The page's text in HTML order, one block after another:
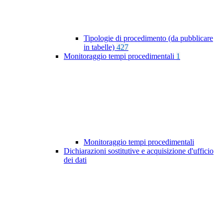
Tipologie di procedimento (da pubblicare
in tabelle) 427
Monitoraggio tempi procedimentali 1
Monitoraggio tempi procedimentali
Dichiarazioni sostitutive e acquisizione d'ufficio
dei dati